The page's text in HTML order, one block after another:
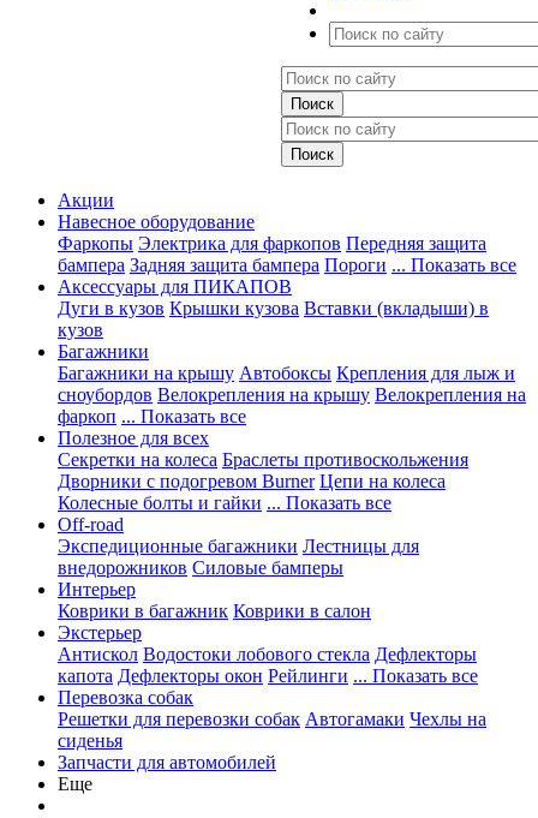
Акции
Навесное оборудование
Фаркопы Электрика для фаркопов Передняя защита
бампера Задняя защита бампера Пороги ... Показать все
Аксессуары для ПИКАПОВ
Дуги в кузов Крышки кузова Вставки (вкладыши) в
кузов
Багажники
Багажники на крышу Автобоксы Крепления для лыж и
сноубордов Велокрепления на крышу Велокрепления на
фаркоп ... Показать все
Полезное для всех
Секретки на колеса Браслеты противоскольжения
Дворники с подогревом Burner Цепи на колеса
Колесные болты и гайки ... Показать все
Off-road
Экспедиционные багажники Лестницы для
внедорожников Силовые бамперы
Интерьер
Коврики в багажник Коврики в салон
Экстерьер
Антискол Водостоки лобового стекла Дефлекторы
капота Дефлекторы окон Рейлинги ... Показать все
Перевозка собак
Решетки для перевозки собак Автогамаки Чехлы на
сиденья
Запчасти для автомобилей
Еще